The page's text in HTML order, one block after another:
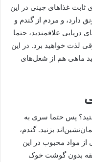
غذاهای چینی در این
دارد، و مردم از گندم و
دریایی علاقمندید، حتما
لذت خواهید برد. در این
ماهی هم از شغل‌های
پس حتما سری به
بزنید. گندم،
از مواد محبوب در این
بدون گوشت خوک